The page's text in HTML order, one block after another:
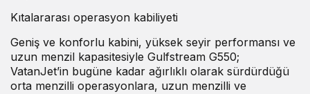
Kıtalararası operasyon kabiliyeti
Geniş ve konforlu kabini, yüksek seyir performansı ve
uzun menzil kapasitesiyle Gulfstream G550;
VatanJet’in bugüne kadar ağırlıklı olarak sürdürdüğü
orta menzilli operasyonlara, uzun menzilli ve